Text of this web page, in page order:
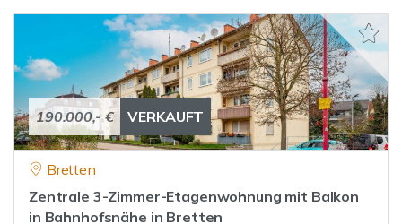
190.000,- € VERKAUFT
Bretten
Zentrale 3-Zimmer-Etagenwohnung mit Balkon
in Bahnhofsnähe in Bretten